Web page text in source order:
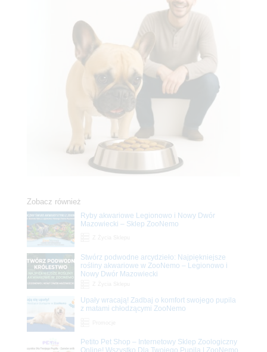
Zobacz również
Ryby akwariowe Legionowo i Nowy Dwór
Mazowiecki – Sklep ZooNemo
Stwórz podwodne arcydzieło: Najpiękniejsze
rośliny akwariowe w ZooNemo – Legionowo i
Nowy Dwór Mazowiecki
Upały wracają! Zadbaj o komfort swojego pupila
z matami chłodzącymi ZooNemo
Petito Pet Shop – Internetowy Sklep Zoologiczny